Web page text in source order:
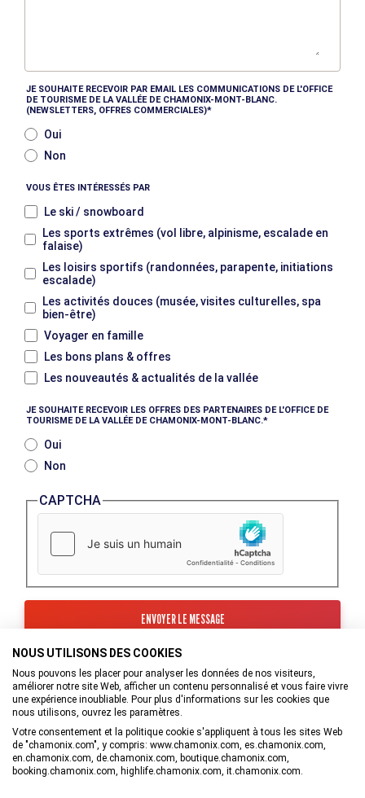
JE SOUHAITE RECEVOIR PAR EMAIL LES COMMUNICATIONS DE L'OFFICE
DE TOURISME DE LA VALLÉE DE CHAMONIX-MONT-BLANC.
(NEWSLETTERS, OFFRES COMMERCIALES)
Oui
Non
VOUS ÊTES INTÉRESSÉS PAR
Le ski / snowboard
Les sports extrêmes (vol libre, alpinisme, escalade en
falaise)
Les loisirs sportifs (randonnées, parapente, initiations
escalade)
Les activités douces (musée, visites culturelles, spa
bien-être)
Voyager en famille
Les bons plans & offres
Les nouveautés & actualités de la vallée
JE SOUHAITE RECEVOIR LES OFFRES DES PARTENAIRES DE L'OFFICE DE
TOURISME DE LA VALLÉE DE CHAMONIX-MONT-BLANC.
Oui
Non
CAPTCHA
Les informations recueillies à partir de ce formulaire sont
transmises au service interne de l’Office de Tourisme de la
Vallée de Chamonix-Mont-Blanc qui va prendre en charge
votre demande.
En savoir plus sur la gestion de vos données et vos droits.
Recevez des bons plans personnalisés !
NOUS UTILISONS DES COOKIES
Nous pouvons les placer pour analyser les données de nos visiteurs,
améliorer notre site Web, afficher un contenu personnalisé et vous faire vivre
une expérience inoubliable. Pour plus d'informations sur les cookies que
nous utilisons, ouvrez les paramètres.
Votre consentement et la politique cookie s'appliquent à tous les sites Web
de "chamonix.com", y compris: www.chamonix.com, es.chamonix.com,
en.chamonix.com, de.chamonix.com, boutique.chamonix.com,
booking.chamonix.com, highlife.chamonix.com, it.chamonix.com.